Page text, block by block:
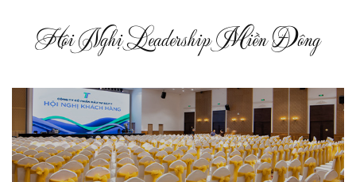
Hội Nghị Leadership Miền Đông